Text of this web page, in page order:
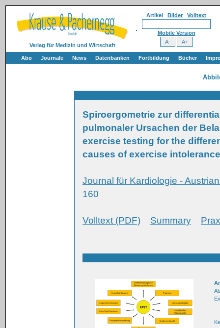
Verlag für Medizin und Wirtschaft
Artikel Bilder Volltext
Mobile Version
Abo Journale News Datenbanken Fortbildung Bücher
Spiroergometrie zur
pulmonaler Ursachen der
exercise testing for the
causes of exercise intolerance
Journal für Kardiologie -
160
Volltext (PDF) Summary